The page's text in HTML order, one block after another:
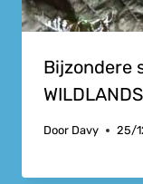
Bijzondere
WILDLANDS
Door Davy 25/